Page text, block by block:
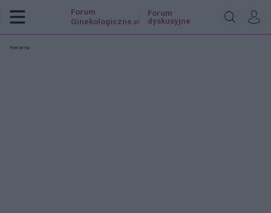
Forum
Ginekologiczne .pl
Forum
dyskusyjne
Reklama: